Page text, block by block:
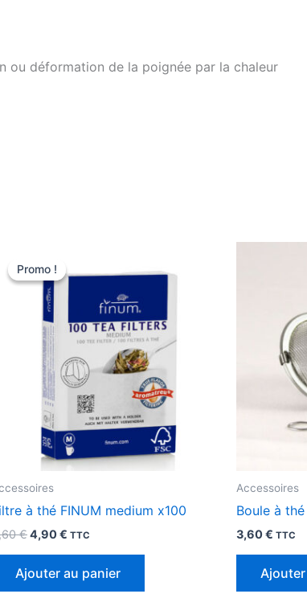
ou déformation de la poignée par la chaleur
Promo !
Promo !
à thé FINUM medium x100
€Le
était :
5,60 €.
4,90€ Le
est :
4,90 €.
TTC
Ajouter au panier
Accessoires
Boule à
3,60€ TTC